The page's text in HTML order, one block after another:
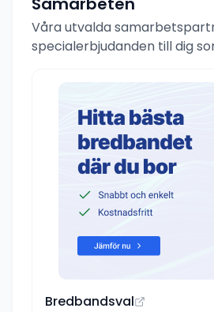
Våra utvalda
specialerbjudanden till dig
Bredbandsval